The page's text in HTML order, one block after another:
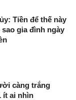
Tiền để thế này
gia đình ngày
càng trắng
ít ai nhìn